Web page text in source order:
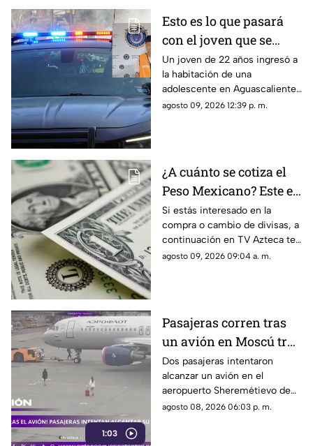
Esto es lo que pasará
con el joven que se
metió a la habitación
de una adolescente
para tocarla en
Aguascalientes
Un joven de 22 años ingresó a
la habitación de una
adolescente en Aguascalientes
para realizarle tocamientos; te
agosto 09, 2026 12:39 p. m.
¿A cuánto se cotiza el
Peso Mexicano? Este es
el precio del dólar en
Aguascalientes hoy 9
de agosto de 2026
Si estás interesado en la
compra o cambio de divisas, a
continuación en TV Azteca te
informamos cuál es el precio
agosto 09, 2026 09:04 a. m.
1:03
Pasajeras corren tras
un avión en Moscú tras
llegar tarde a su vuelo
Dos pasajeras intentaron
alcanzar un avión en el
aeropuerto Sheremétievo de
Moscú tras llegar tarde a su
agosto 08, 2026 06:03 p. m.